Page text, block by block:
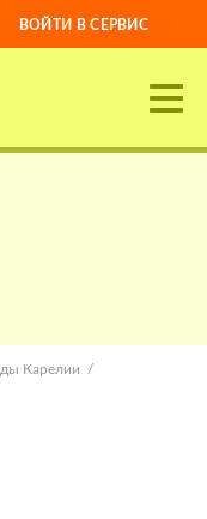
ВОЙТИ В СЕРВИС
Карелии